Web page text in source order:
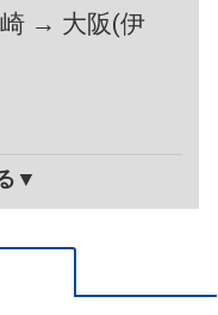
→ 大阪(伊
▼